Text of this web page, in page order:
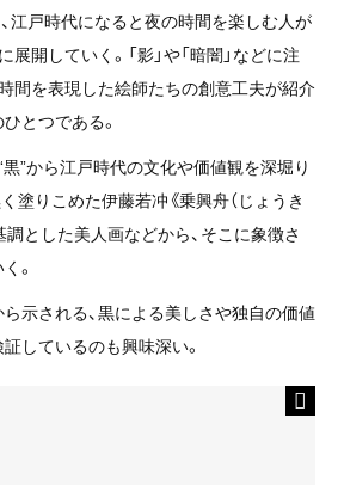
江戸時代になると夜の時間を楽しむ人が
開していく。「影」や「暗闇」などに注
間を表現した絵師たちの創意工夫が紹介
とつである。
黒”から江戸時代の文化や価値観を深堀り
塗りこめた伊藤若冲《乗興舟（じょうき
調とした美人画などから、そこに象徴さ
。
示される、黒による美しさや独自の価値
しているのも興味深い。